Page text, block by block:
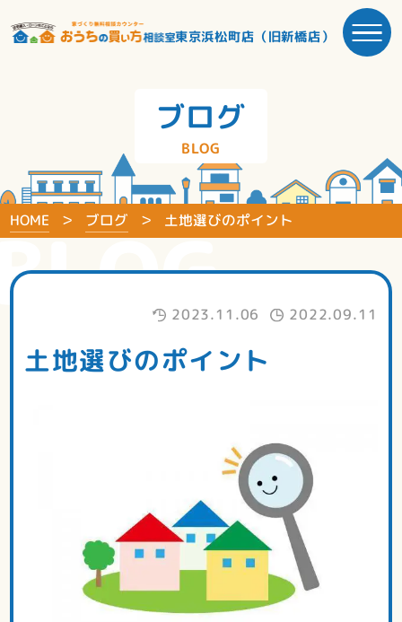
東京浜松町店（旧新橋店）
ブログ
BLOG
HOME ブログ 土地選びのポイント
2023.11.06 2022.09.11
土地選びのポイント